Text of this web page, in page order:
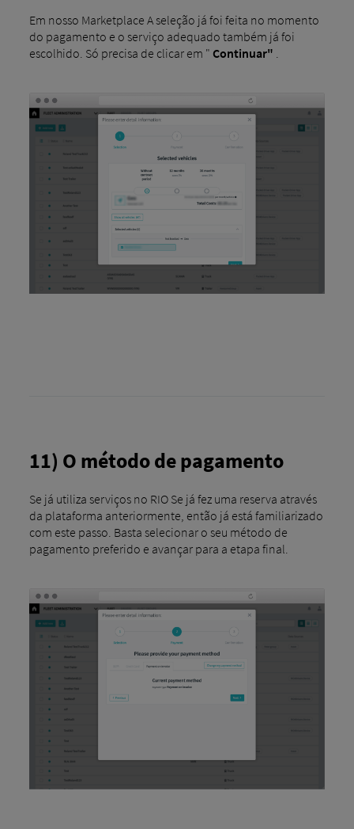
Em nosso Marketplace A seleção já foi feita no momento
do pagamento e o serviço adequado também já foi
escolhido. Só precisa de clicar em " Continuar"
11) O método de pagamento
Se já utiliza serviços no RIO Se já fez uma reserva através
da plataforma anteriormente, então já está familiarizado
com este passo. Basta selecionar o seu método de
pagamento preferido e avançar para a etapa final.